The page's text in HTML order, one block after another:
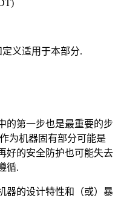
定义适用于本部分.
的第一步也是最重要的步
为机器固有部分可能是
好的安全防护也可能失去
循.
器的设计特性和（或）暴